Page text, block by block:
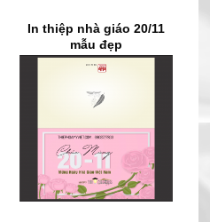
In thiệp nhà giáo 20/11
mẫu đẹp